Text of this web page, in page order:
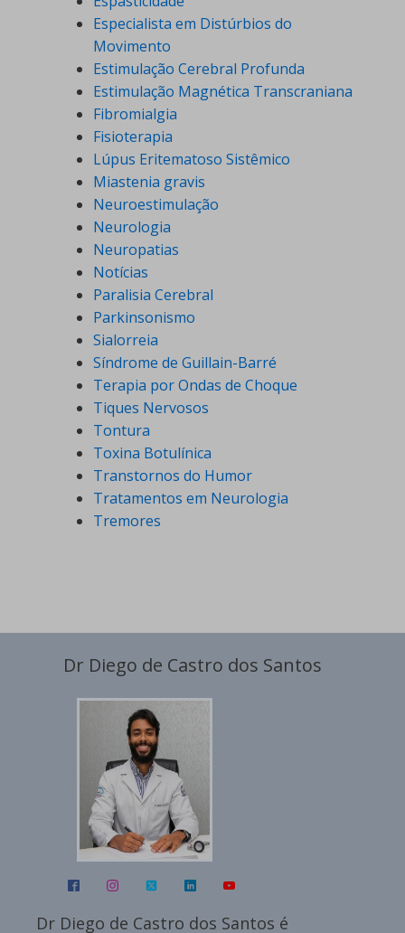
Especialista em Distúrbios do
Movimento
Estimulação Cerebral Profunda
Estimulação Magnética Transcraniana
Fibromialgia
Fisioterapia
Lúpus Eritematoso Sistêmico
Miastenia gravis
Neuroestimulação
Neurologia
Neuropatias
Notícias
Paralisia Cerebral
Parkinsonismo
Sialorreia
Síndrome de Guillain-Barré
Terapia por Ondas de Choque
Tiques Nervosos
Tontura
Toxina Botulínica
Transtornos do Humor
Tratamentos em Neurologia
Tremores
Dr Diego de Castro dos Santos
Dr Diego de Castro dos Santos é